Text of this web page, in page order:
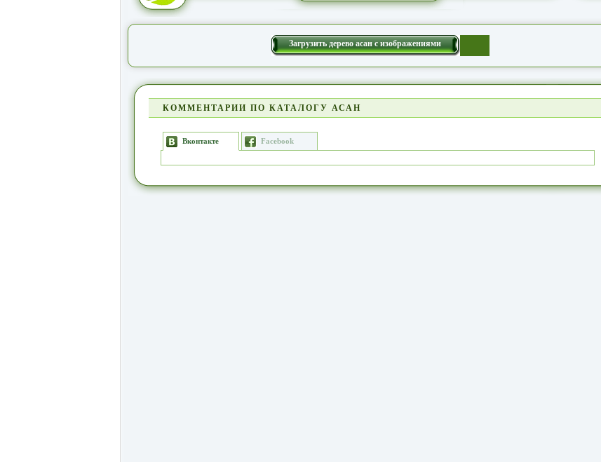
Загрузить дерево асан с изображениями
КОММЕНТАРИИ ПО КАТАЛОГУ АСАН
Вконтакте Facebook